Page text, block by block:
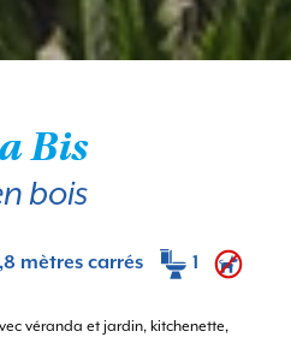
Bis
bois
mètres carrés 1
véranda et jardin, kitchenette,